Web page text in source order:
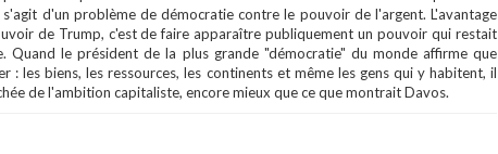
d'un problème de démocratie contre le pouvoir de l'argent. L'avantage
de Trump, c'est de faire apparaître publiquement un pouvoir qui restait
Quand le président de la plus grande "démocratie" du monde affirme que
: les biens, les ressources, les continents et même les gens qui y habitent, il
de l'ambition capitaliste, encore mieux que ce que montrait Davos.